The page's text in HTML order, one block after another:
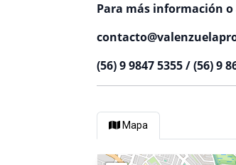
Para más información
(56) 9 9847 5355 / (56) 9
Mapa